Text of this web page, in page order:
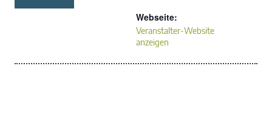
Webseite:
Veranstalter-Website
anzeigen